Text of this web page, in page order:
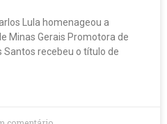
Lula homenageou a
Minas Gerais Promotora de
recebeu o título de